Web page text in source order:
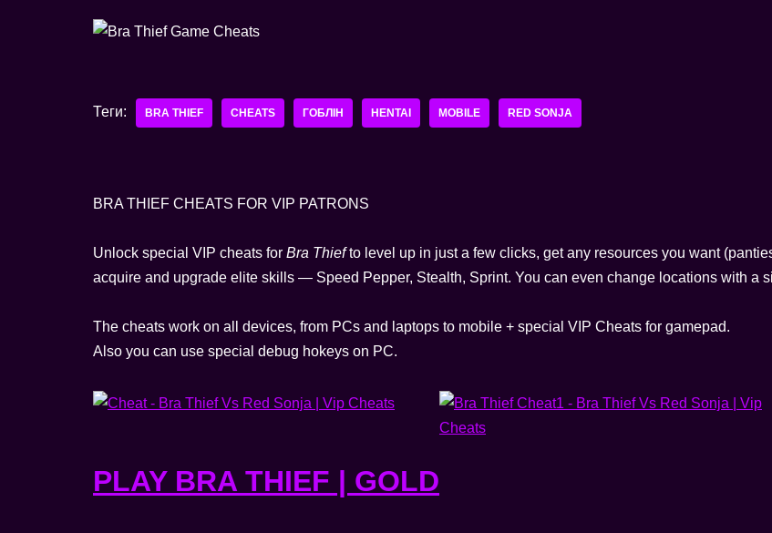
Теги: BRA THIEF CHEATS ГОБЛІН HENTAI MOBILE RED SONJA
BRA THIEF CHEATS FOR VIP PATRONS
Unlock special VIP cheats for Bra Thiefto level up in just a few clicks, get any resources you want
acquire and upgrade elite skills — Speed Pepper, Stealth, Sprint. You can even change locations with a
The cheats work on all devices, from PCs and laptops to mobile + special VIP Cheats for gamepad.
Also you can use special debug hokeys on PC.
PLAY BRA THIEF | GOLD